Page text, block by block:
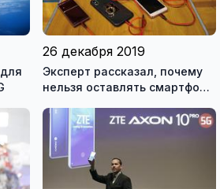
26 декабря 2019
Эксперт рассказал, почему
нельзя оставлять смартфон